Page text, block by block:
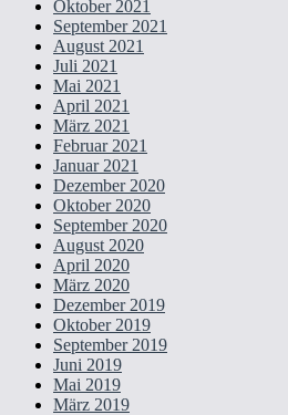
Oktober 2021
September 2021
August 2021
Juli 2021
Mai 2021
April 2021
März 2021
Februar 2021
Januar 2021
Dezember 2020
Oktober 2020
September 2020
August 2020
April 2020
März 2020
Dezember 2019
Oktober 2019
September 2019
Juni 2019
Mai 2019
März 2019